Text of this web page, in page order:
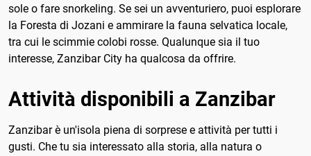
sole o fare snorkeling. Se sei un avventuriero, puoi esplorare
la Foresta di Jozani e ammirare la fauna selvatica locale,
tra cui le scimmie colobi rosse. Qualunque sia il tuo
interesse, Zanzibar City ha qualcosa da offrire.
Attività disponibili a Zanzibar
Zanzibar è un'isola piena di sorprese e attività per tutti i
gusti. Che tu sia interessato alla storia, alla natura o